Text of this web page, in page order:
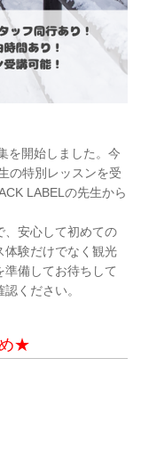
を開始しました。今
の特別レッスンを受
LABELの先生から
、安心して初めての
体験だけでなく観光
備してお待ちして
ください。
★